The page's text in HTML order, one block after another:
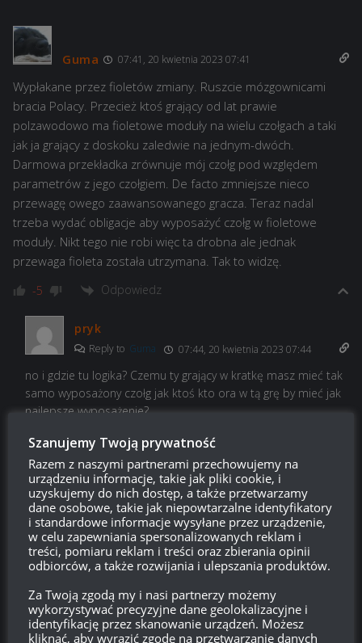
Guma 07:41, 20 kwietnia 2023 07:41
Wypłakane przez fioletów zmiany. Ruszcie mózgownicami
bracia Polacy. Przecież ktoś grający od lat prawie
polzawodowo ma fioletowe moduły na wielu czołgach a taki
jak ja grający z doskoku zaledwie na jednym-dwóch.
Darmowa przekładka zrównuje mój czołg pod względem
parametrów z jego czołgiem. De facto zmniejsze nieco
przewagę owego zaawansowanego gracza. Teraz nadal
trzeba wydać obligacje aby wyposażyć czołg w fioletowe
moduły. Nikt tego nie robi więc ta drobna ale jednak
przewaga fioleta została utrzymana. Tak to widzę.
-5 Odpowiedz
pryk
Reply to Guma 07:44, 20 kwietnia 2023 07:44
no i gdzie tu logika? Czemu ty grający w kratkę masz mieć tak
samo wyposażony czołg jak ktoś kto ora w tą grę by mieć jak
najlepsze wyposażenie?
9 Odpowiedz
Guma
Reply topryk 12:15, 20 kwietnia 2023 12:15
Żeby mi się dalej chciało grać. I jest w tym logika bo fiolety
potrzebują pomidorów aby poprawiać sobie samopoczucie.
Jak zaczniecie grać tylko między sobą to dopiero zacznie się
przewagę fioletowe moduły.
Po wpisach i minusach widzę,że trafiłem w sedno. Płacz
fioletów wypracował zmianę a ten płacz brzmi tak samo jak
Szanujemy Twoją prywatność
Razem z naszymi partnerami przechowujemy na
urządzeniu informacje, takie jak pliki cookie, i
uzyskujemy do nich dostęp, a także przetwarzamy
dane osobowe, takie jak niepowtarzalne identyfikatory
i standardowe informacje wysyłane przez urządzenie,
w celu zapewniania spersonalizowanych reklam i
treści, pomiaru reklam i treści oraz zbierania opinii
odbiorców, a także rozwijania i ulepszania produktów.
Za Twoją zgodą my i nasi partnerzy możemy
wykorzystywać precyzyjne dane geolokalizacyjne i
identyfikację przez skanowanie urządzeń. Możesz
kliknąć, aby wyrazić zgodę na przetwarzanie danych